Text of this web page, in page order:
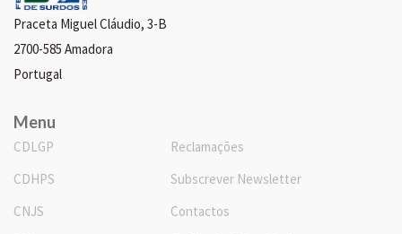
Praceta Miguel Cláudio, 3-B
2700-585 Amadora
Portugal
Menu
CDLGP
CDHPS
CNJS
Reclamações
Subscrever Newsletter
Contactos